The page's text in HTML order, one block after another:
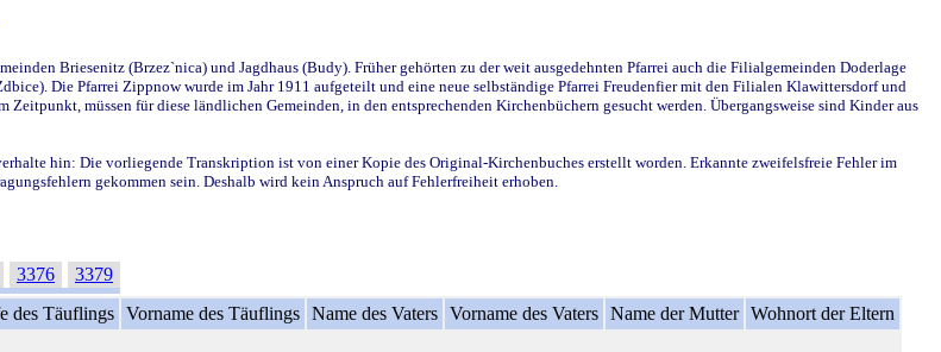
Briesenitz (Brzez`nica) und Jagdhaus (Budy). Früher gehörten zu der weit ausgedehnten Pfarrei auch die Filialgemeinden Doderlage
Die Pfarrei Zippnow wurde im Jahr 1911 aufgeteilt und eine neue selbständige Pfarrei Freudenfier mit den Filialen Klawittersdorf und
müssen für diese ländlichen Gemeinden, in den entsprechenden Kirchenbüchern gesucht werden. Übergangsweise sind Kinder aus
hin: Die vorliegende Transkription ist von einer Kopie des Original-Kirchenbuches erstellt worden. Erkannte zweifelsfreie Fehler im
gekommen sein. Deshalb wird kein Anspruch auf Fehlerfreiheit erhoben.
3376
3379
des Täuflings Vorname des Täuflings Name des Vaters Vorname des Vaters Name der Mutter Wohnort der Eltern